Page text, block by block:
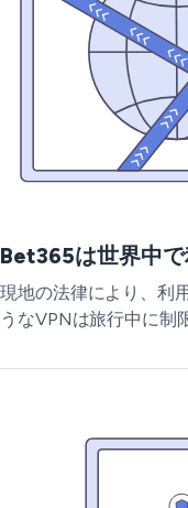
Bet365は世界中
現地の法律により、利
うなVPNは旅行中に制